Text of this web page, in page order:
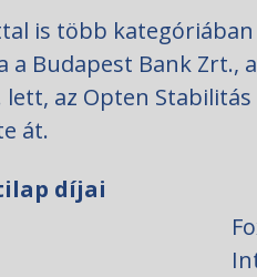
is több
a Budapest Bank Zrt.,
lett, az Opten
át.
díjai